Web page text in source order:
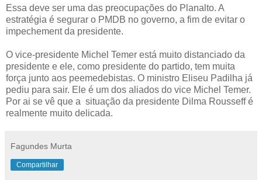
Essa deve ser uma das preocupações do Planalto. A
estratégia é segurar o PMDB no governo, a fim de evitar o
impechement da presidente.
O vice-presidente Michel Temer está muito distanciado da
presidente e ele, como presidente do partido, tem muita
força junto aos peemedebistas. O ministro Eliseu Padilha já
pediu para sair. Ele é um dos aliados do vice Michel Temer.
Por ai se vê que a situação da presidente Dilma Rousseff é
realmente muito delicada.
Fagundes Murta
Compartilhar